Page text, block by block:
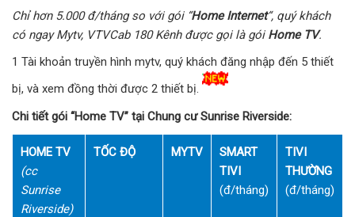
Chỉ hơn 5.000 đ/tháng so với gói “Home Internet“, quý khách
có ngay Mytv, VTVCab 180 Kênh được gọi là gói Home TV.
1 Tài khoản truyền hình mytv, quý khách đăng nhập đến 5 thiết
bị, và xem đồng thời được 2 thiết bị.
Chi tiết gói “Home TV” tại Chung cư Sunrise Riverside:
HOME TV
(cc
Sunrise
Riverside)
TỐC ĐỘ MYTV
SMART
TIVI
(đ/tháng)
TIVI
THƯỜNG
(đ/tháng)